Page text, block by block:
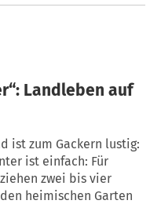
Landleben auf
ist zum Gackern lustig:
ist einfach: Für
zwei bis vier
heimischen Garten